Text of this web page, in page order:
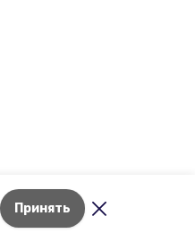
Принять
Лента новостей